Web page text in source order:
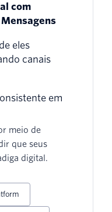
com
eles
canais
conversas
em
meio de
que seus
digital.